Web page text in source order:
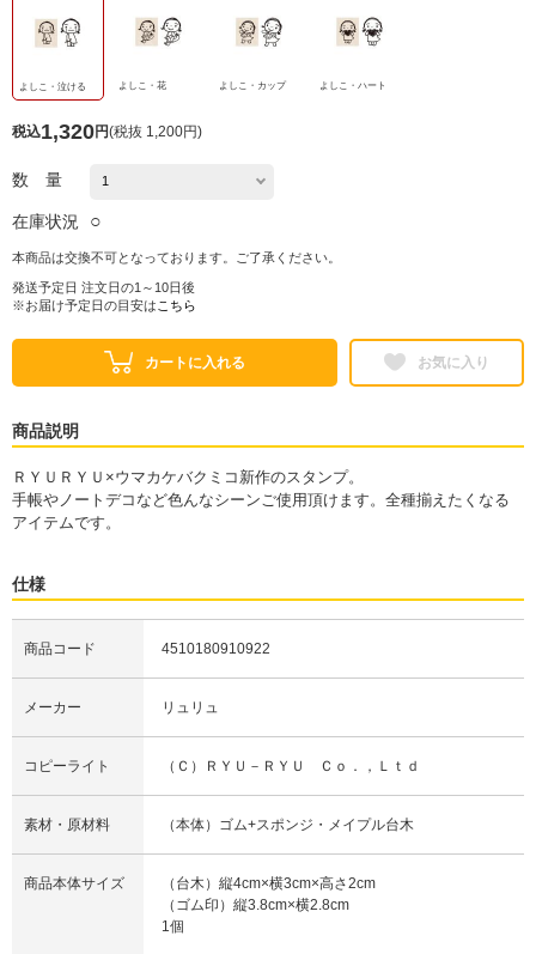
よしこ・泣ける よしこ・花 よしこ・カップ よしこ・ハート
税込1,320円(税抜 1,200円)
数 量
在庫状況 ○
本商品は交換不可となっております。ご了承ください。
発送予定日 注文日の1～10日後
※お届け予定日の目安は こちら
カートに入れる お気に入り
商品説明
ＲＹＵＲＹＵ×ウマカケバクミコ新作のスタンプ。
手帳やノートデコなど色んなシーンご使用頂けます。全種揃えたくなる
アイテムです。
仕様
商品コード 4510180910922
メーカー リュリュ
コピーライト （Ｃ）ＲＹＵ－ＲＹＵ Ｃｏ．，Ｌｔｄ
素材・原材料 （本体）ゴム+スポンジ・メイプル台木
商品本体サイズ
（台木）縦4cm×横3cm×高さ2cm
（ゴム印）縦3.8cm×横2.8cm
1個